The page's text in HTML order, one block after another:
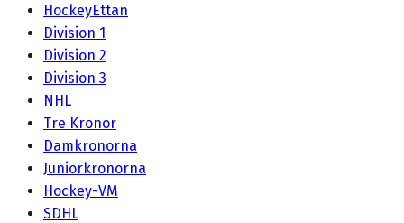
HockeyEttan
Division 1
Division 2
Division 3
NHL
Tre Kronor
Damkronorna
Juniorkronorna
Hockey-VM
SDHL